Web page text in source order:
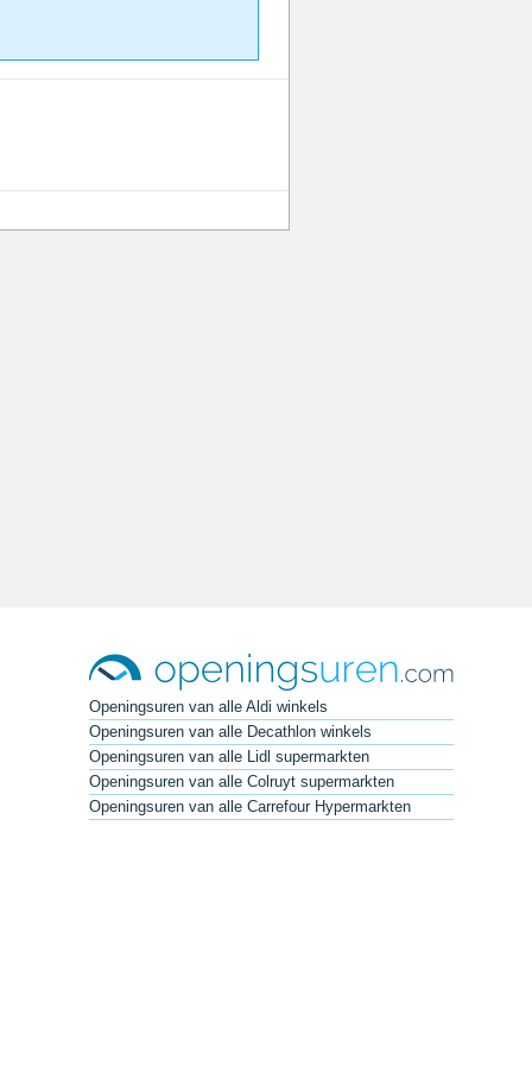
Openingsuren van alle Aldi winkels
Openingsuren van alle Decathlon winkels
Openingsuren van alle Lidl supermarkten
Openingsuren van alle Colruyt supermarkten
Openingsuren van alle Carrefour Hypermarkten